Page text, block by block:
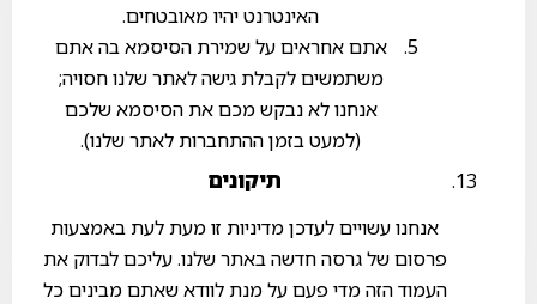
האינטרנט יהיו מאובטחים.
אתם אחראים על שמירת הסיסמא בה אתם
משתמשים לקבלת גישה לאתר שלנו חסויה;
אנחנו לא נבקש מכם את הסיסמא שלכם
(למעט בזמן ההתחברות לאתר שלנו).
תיקונים
אנחנו עשויים לעדכן מדיניות זו מעת לעת באמצעות
פרסום של גרסה חדשה באתר שלנו. עליכם לבדוק את
העמוד הזה מדי פעם על מנת לוודא שאתם מבינים כל